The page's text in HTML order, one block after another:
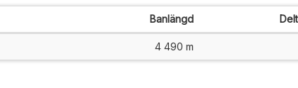
Banlängd
4 490 m